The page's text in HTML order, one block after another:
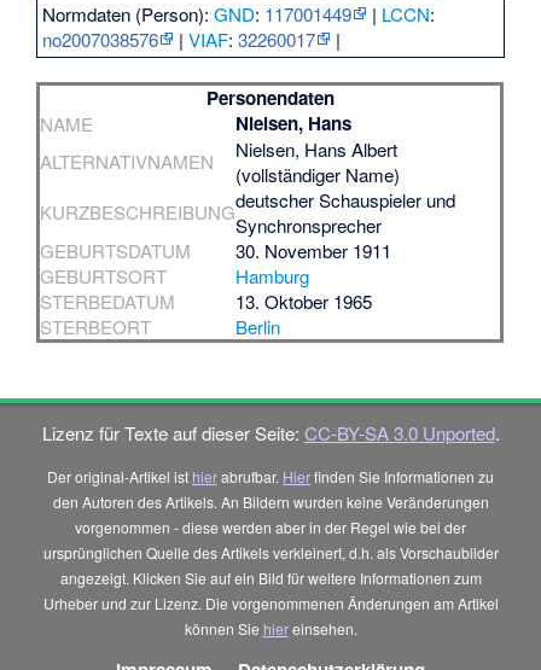
Normdaten (Person):GND: 117001449 | LCCN:
no2007038576
|VIAF:32260017 |
Personendaten
NAME Nielsen, Hans
ALTERNATIVNAMEN
Nielsen, Hans Albert
(vollständiger Name)
KURZBESCHREIBUNGdeutscher Schauspieler und
Synchronsprecher
GEBURTSDATUM
30. November 1911
GEBURTSORT
Hamburg
STERBEDATUM
13. Oktober 1965
STERBEORT
Berlin
Lizenz für Texte auf dieser Seite: CC-BY-SA 3.0 Unported.
Der original-Artikel ist hierabrufbar. Hierfinden Sie Informationen zu
den Autoren des Artikels. An Bildern wurden keine Veränderungen
vorgenommen - diese werden aber in der Regel wie bei der
ursprünglichen Quelle des Artikels verkleinert, d.h. als Vorschaubilder
angezeigt. Klicken Sie auf ein Bild für weitere Informationen zum
Urheber und zur Lizenz. Die vorgenommenen Änderungen am Artikel
können Sie hiereinsehen.